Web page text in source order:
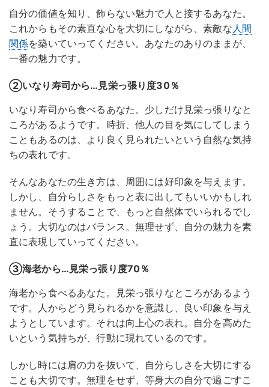
自分の価値を知り、飾らない魅力で人と接するあなた。
これからもその素直な心を大切にしながら、素敵な人間
関係を築いていってください。あなたのありのままが、
一番の魅力です。
②いなり寿司から…見栄っ張り度30％
いなり寿司から食べるあなた。少しだけ見栄っ張りなと
ころがあるようです。時折、他人の目を気にしてしまう
こともあるのは、より良く見られたいという自然な気持
ちの表れです。
そんなあなたの生き方は、周囲には好印象を与えます。
しかし、自分らしさをもっと表に出してもいいかもしれ
ません。そうすることで、もっと自然体でいられるでし
ょう。大切なのはバランス。無理せず、自分の魅力を素
直に表現していってください。
③海老から…見栄っ張り度70％
海老から食べるあなた。見栄っ張りなところがあるよう
です。人からどう見られるかを意識し、良い印象を与え
ようとしています。それは向上心の表れ。自分を高めた
いという気持ちが、行動に現れているのです。
しかし時には肩の力を抜いて、自分らしさを大切にする
ことも大切です。無理をせず、等身大の自分で過ごすこ